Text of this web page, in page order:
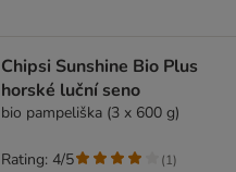
Chipsi Sunshine Bio Plus
horské luční seno
bio pampeliška (3 x 600 g)
Rating: 4/5 (1)